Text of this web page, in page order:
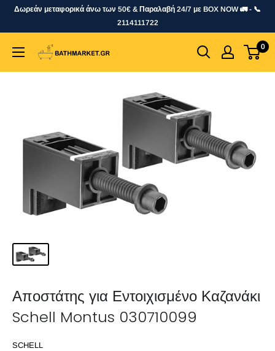
SkipΔωρεάν μεταφορικά άνω των 50€ & Παραλαβή 24/7 με BOX NOW 🚛 - 📞
2114111722
bathmarket.gr 0
Αποστάτης για Εντοιχισμένο Καζανάκι
Schell Montus 030710099
SCHELL